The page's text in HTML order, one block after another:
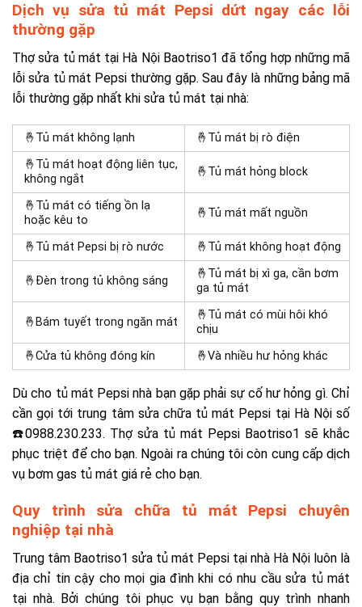
Dịch vụ sửa tủ mát Pepsi dứt ngay các lỗi
thường gặp
Thợ sửa tủ mát tại Hà Nội Baotriso1 đã tổng hợp những mã
lỗi sửa tủ mát Pepsi thường gặp. Sau đây là những bảng mã
lỗi thường gặp nhất khi sửa tủ mát tại nhà:
🤞Tủ mát không lạnh
🤞Tủ mát bị rò điện
🤞Tủ mát hoạt động liên tục,
không ngắt
🤞Tủ mát hỏng block
🤞Tủ mát có tiếng ồn lạ
hoặc kêu to
🤞Tủ mát mất nguồn
🤞Tủ mát Pepsi bị rò nước 🤞Tủ mát không hoạt động
🤞Đèn trong tủ không sáng
🤞Tủ mát bị xì ga, cần bơm
ga tủ mát
🤞Bám tuyết trong ngăn mát
🤞Tủ mát có mùi hôi khó
chịu
🤞Cửa tủ không đóng kín
🤞Và nhiều hư hỏng khác
Dù cho tủ mát Pepsi nhà bạn gặp phải sự cố hư hỏng gì. Chỉ
cần gọi tới trung tâm sửa chữa tủ mát Pepsi tại Hà Nội số
☎️0988.230.233. Thợ sửa tủ mát Pepsi Baotriso1 sẽ khắc
phục triệt để cho bạn. Ngoài ra chúng tôi còn cung cấp dịch
vụ bơm gas tủ mát giá rẻ cho bạn.
Quy trình sửa chữa tủ mát Pepsi chuyên
nghiệp tại nhà
Trung tâm Baotriso1 sửa tủ mát Pepsi tại nhà Hà Nội luôn là
địa chỉ tin cậy cho mọi gia đình khi có nhu cầu sửa tủ mát
tại nhà. Bởi chúng tôi phục vụ bạn bằng quy trình nhanh